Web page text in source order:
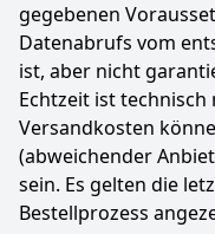
gegebenen
Datenabrufs vom
ist, aber nicht
Echtzeit ist
Versandkosten
(abweichender
sein. Es gelten die
Bestellprozess